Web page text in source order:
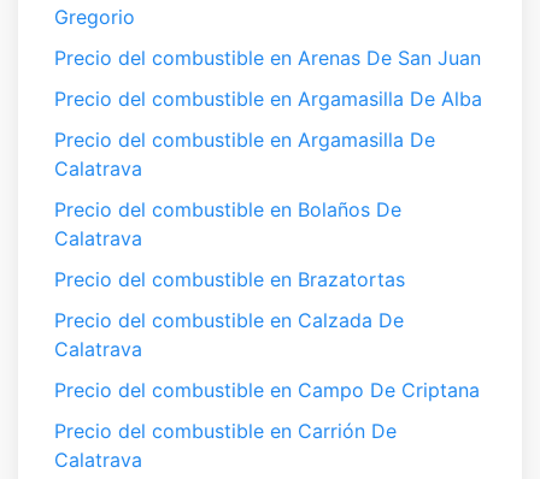
Gregorio
Precio del combustible en Arenas De San Juan
Precio del combustible en Argamasilla De Alba
Precio del combustible en Argamasilla De
Calatrava
Precio del combustible en Bolaños De
Calatrava
Precio del combustible en Brazatortas
Precio del combustible en Calzada De
Calatrava
Precio del combustible en Campo De Criptana
Precio del combustible en Carrión De
Calatrava